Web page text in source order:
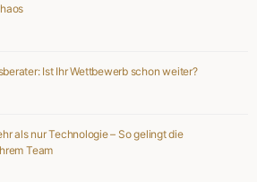
Ist Ihr Wettbewerb schon weiter?
als nur Technologie – So gelingt die
Team